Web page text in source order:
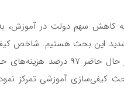
کاهش سهم دولت در
این بحث هستیم.‌ شاخص
در برنامه هفتم توسعه تعدیل شود.
کیفی‌سازی آموزشی تمرکز